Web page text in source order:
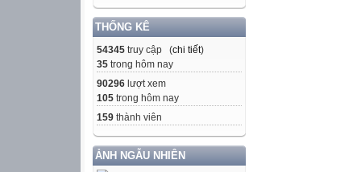
THỐNG KÊ
54345 truy cập (chi tiết)
35 trong hôm nay
90296 lượt xem
105 trong hôm nay
159 thành viên
ẢNH NGẪU NHIÊN